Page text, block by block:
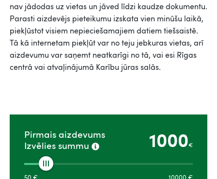
nav jādodas uz vietas un jāved līdzi kaudze dokumentu.
Parasti aizdevējs pieteikumu izskata vien minūšu laikā,
piekļūstot visiem nepieciešamajiem datiem tiešsaistē.
Tā kā internetam piekļūt var no teju jebkuras vietas, arī
aizdevumu var saņemt neatkarīgi no tā, vai esi Rīgas
centrā vai atvaļinājumā Karību jūras salās.
Pirmais aizdevums
Izvēlies summu
1000€